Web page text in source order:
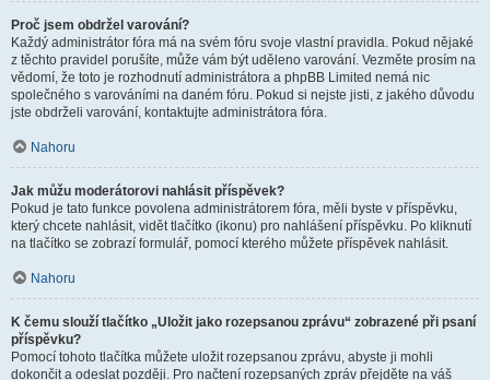
Proč jsem obdržel varování?
Každý administrátor fóra má na svém fóru svoje vlastní pravidla. Pokud nějaké
z těchto pravidel porušíte, může vám být uděleno varování. Vezměte prosím na
vědomí, že toto je rozhodnutí administrátora a phpBB Limited nemá nic
společného s varováními na daném fóru. Pokud si nejste jisti, z jakého důvodu
jste obdrželi varování, kontaktujte administrátora fóra.
Nahoru
Jak můžu moderátorovi nahlásit příspěvek?
Pokud je tato funkce povolena administrátorem fóra, měli byste v příspěvku,
který chcete nahlásit, vidět tlačítko (ikonu) pro nahlášení příspěvku. Po kliknutí
na tlačítko se zobrazí formulář, pomocí kterého můžete příspěvek nahlásit.
Nahoru
K čemu slouží tlačítko „Uložit jako rozepsanou zprávu“ zobrazené při psaní
příspěvku?
Pomocí tohoto tlačítka můžete uložit rozepsanou zprávu, abyste ji mohli
dokončit a odeslat později. Pro načtení rozepsaných zpráv přejděte na váš